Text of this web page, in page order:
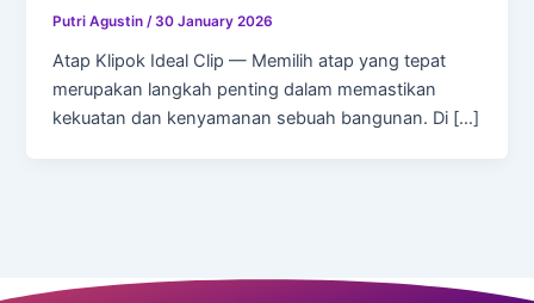
Putri Agustin/ 30 January 2026
Atap Klipok Ideal Clip — Memilih atap yang tepat
merupakan langkah penting dalam memastikan
kekuatan dan kenyamanan sebuah bangunan. Di […]